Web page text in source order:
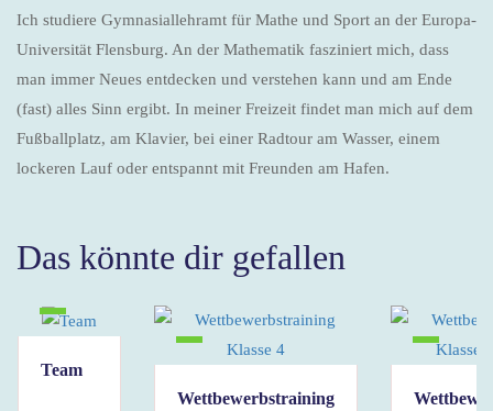
Ich studiere Gymnasiallehramt für Mathe und Sport an der Europa-
Universität Flensburg. An der Mathematik fasziniert mich, dass
man immer Neues entdecken und verstehen kann und am Ende
(fast) alles Sinn ergibt. In meiner Freizeit findet man mich auf dem
Fußballplatz, am Klavier, bei einer Radtour am Wasser, einem
lockeren Lauf oder entspannt mit Freunden am Hafen.
Das könnte dir gefallen
Team
Wettbewerbstraining